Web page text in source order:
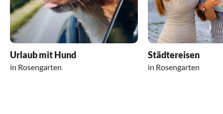
Urlaub mit Hund
in Rosengarten
Städtereisen
in Rosengarten